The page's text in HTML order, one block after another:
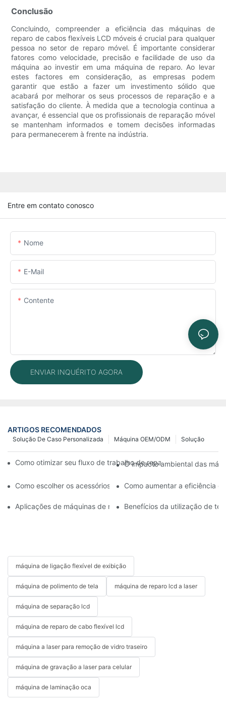
Conclusão
Concluindo, compreender a eficiência das máquinas de
reparo de cabos flexíveis LCD móveis é crucial para qualquer
pessoa no setor de reparo móvel. É importante considerar
fatores como velocidade, precisão e facilidade de uso da
máquina ao investir em uma máquina de reparo. Ao levar
estes factores em consideração, as empresas podem
garantir que estão a fazer um investimento sólido que
acabará por melhorar os seus processos de reparação e a
satisfação do cliente. À medida que a tecnologia continua a
avançar, é essencial que os profissionais de reparação móvel
se mantenham informados e tomem decisões informadas
para permanecerem à frente na indústria.
Entre em contato conosco
Nome
E-Mail
Contente
ENVIAR INQUÉRITO AGORA
ARTIGOS RECOMENDADOS
Solução
Máquina OEM/ODM
Solução De Caso Personalizada
Como otimizar seu fluxo de trabalho de reparo de celulares
O impacto ambiental das
Como escolher os acessórios certos para sua máquina de
Como aumentar a eficiência
Aplicações de máquinas de reparo de celulares na
Benefícios da utilização de
máquina de ligação flexível de exibição
máquina de polimento de tela máquina de reparo lcd a laser
máquina de separação lcd
máquina de reparo de cabo flexível lcd
máquina a laser para remoção de vidro traseiro
máquina de gravação a laser para celular
máquina de laminação oca